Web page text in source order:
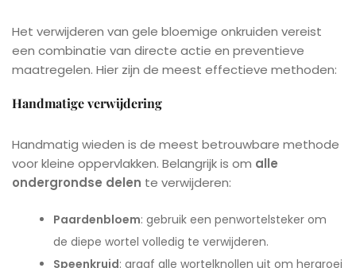
Het verwijderen van gele bloemige onkruiden vereist
een combinatie van directe actie en preventieve
maatregelen. Hier zijn de meest effectieve methoden:
Handmatige verwijdering
Handmatig wieden is de meest betrouwbare methode
voor kleine oppervlakken. Belangrijk is om alle
ondergrondse delen te verwijderen:
Paardenbloem: gebruik een penwortelsteker om
de diepe wortel volledig te verwijderen.
Speenkruid: graaf alle wortelknollen uit om hergroei